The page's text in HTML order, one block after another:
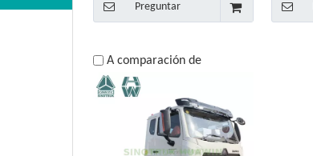
Preguntar
A comparación de